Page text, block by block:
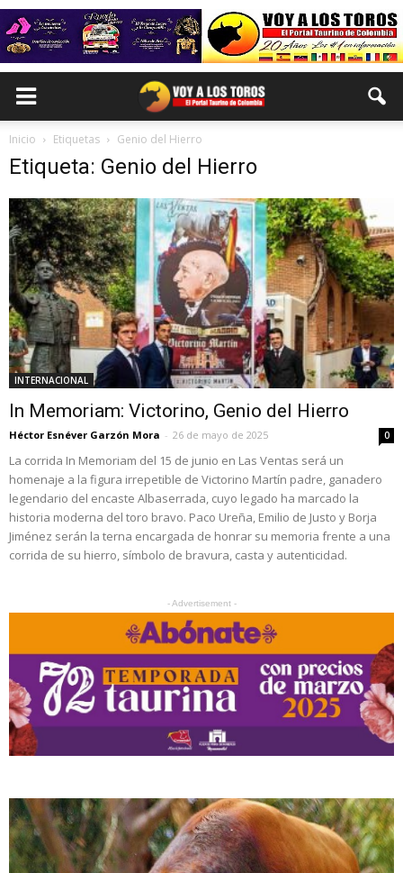
Inicio Etiquetas Genio del Hierro
Etiqueta: Genio del Hierro
INTERNACIONAL
In Memoriam: Victorino, Genio del Hierro
Héctor Esnéver Garzón Mora - 26 de mayo de 2025 0
La corrida In Memoriam del 15 de junio en Las Ventas será un
homenaje a la figura irrepetible de Victorino Martín padre, ganadero
legendario del encaste Albaserrada, cuyo legado ha marcado la
historia moderna del toro bravo. Paco Ureña, Emilio de Justo y Borja
Jiménez serán la terna encargada de honrar su memoria frente a una
corrida de su hierro, símbolo de bravura, casta y autenticidad.
- Advertisement -